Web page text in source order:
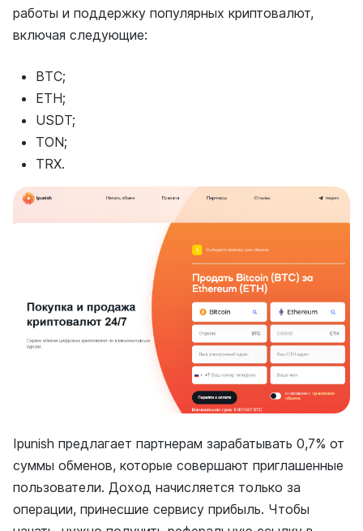
работы и поддержку популярных криптовалют,
включая следующие:
BTC;
ETH;
USDT;
TON;
TRX.
Ipunish предлагает партнерам зарабатывать 0,7% от
суммы обменов, которые совершают приглашенные
пользователи. Доход начисляется только за
операции, принесшие сервису прибыль. Чтобы